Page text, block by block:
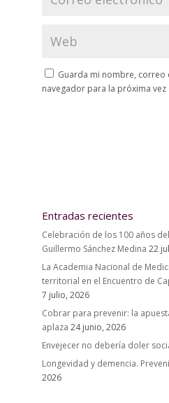
Guarda mi nombre, correo
navegador para la próxima vez
Entradas recientes
Celebración de los 100 años
Guillermo Sánchez Medina 22
La Academia Nacional de
territorial en el Encuentro de
7 julio, 2026
Cobrar para prevenir: la
aplaza 24 junio, 2026
Envejecer no debería doler
Longevidad y demencia.
2026